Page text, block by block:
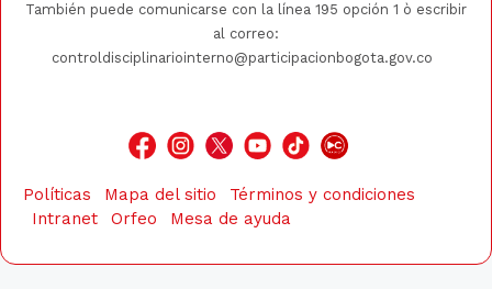
También puede comunicarse con la línea 195 opción 1 ò escribir
al correo:
controldisciplinariointerno@participacionbogota.gov.co
Políticas Mapa del sitio
Términos y condiciones
Intranet
Orfeo Mesa de ayuda